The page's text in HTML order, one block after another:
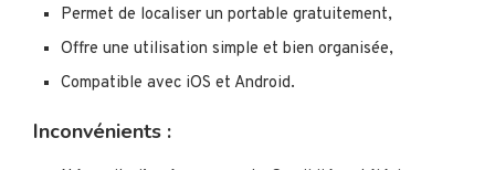
Permet de localiser un portable gratuitement,
Offre une utilisation simple et bien organisée,
Compatible avec iOS et Android.
Inconvénients :